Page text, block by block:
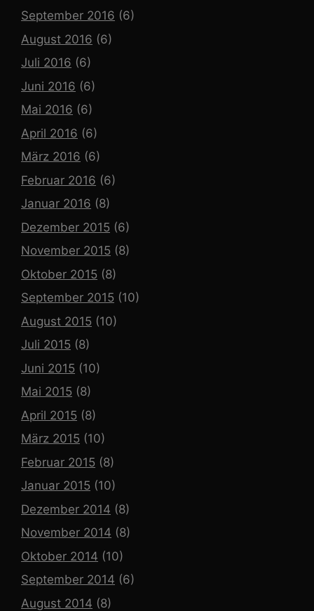
September 2016 (6)
August 2016 (6)
Juli 2016 (6)
Juni 2016 (6)
Mai 2016 (6)
April 2016 (6)
März 2016 (6)
Februar 2016 (6)
Januar 2016 (8)
Dezember 2015 (6)
November 2015 (8)
Oktober 2015 (8)
September 2015 (10)
August 2015 (10)
Juli 2015 (8)
Juni 2015 (10)
Mai 2015 (8)
April 2015 (8)
März 2015 (10)
Februar 2015 (8)
Januar 2015 (10)
Dezember 2014 (8)
November 2014 (8)
Oktober 2014 (10)
September 2014 (6)
August 2014 (8)